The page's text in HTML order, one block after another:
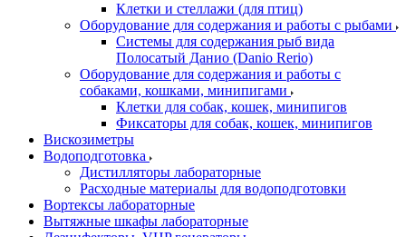
Клетки и стеллажи (для птиц)
Оборудование для содержания и работы с рыбами
Системы для содержания рыб вида
Полосатый Данио (Danio Rerio)
Оборудование для содержания и работы с
собаками, кошками, минипигами
Клетки для собак, кошек, минипигов
Фиксаторы для собак, кошек, минипигов
Вискозиметры
Водоподготовка
Дистилляторы лабораторные
Расходные материалы для водоподготовки
Вортексы лабораторные
Вытяжные шкафы лабораторные